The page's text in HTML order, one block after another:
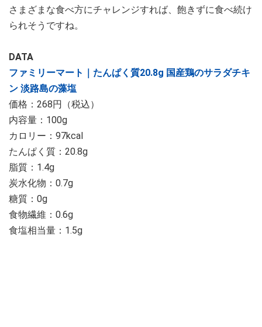
さまざまな食べ方にチャレンジすれば、飽きずに食べ続け
られそうですね。
DATA
ファミリーマート｜たんぱく質20.8g 国産鶏のサラダチキ
ン 淡路島の藻塩
価格：268円（税込）
内容量：100g
カロリー：97kcal
たんぱく質：20.8g
脂質：1.4g
炭水化物：0.7g
糖質：0g
食物繊維：0.6g
食塩相当量：1.5g